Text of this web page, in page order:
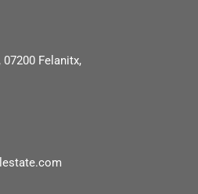
07200 Felanitx,